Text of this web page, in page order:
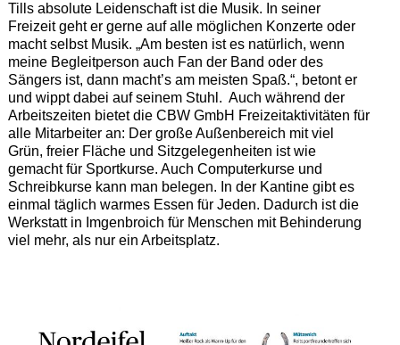
Tills absolute Leidenschaft ist die Musik. In seiner
Freizeit geht er gerne auf alle möglichen Konzerte oder
macht selbst Musik. „Am besten ist es natürlich, wenn
meine Begleitperson auch Fan der Band oder des
Sängers ist, dann macht’s am meisten Spaß.“, betont er
und wippt dabei auf seinem Stuhl. Auch während der
Arbeitszeiten bietet die CBW GmbH Freizeitaktivitäten für
alle Mitarbeiter an: Der große Außenbereich mit viel
Grün, freier Fläche und Sitzgelegenheiten ist wie
gemacht für Sportkurse. Auch Computerkurse und
Schreibkurse kann man belegen. In der Kantine gibt es
einmal täglich warmes Essen für Jeden. Dadurch ist die
Werkstatt in Imgenbroich für Menschen mit Behinderung
viel mehr, als nur ein Arbeitsplatz.